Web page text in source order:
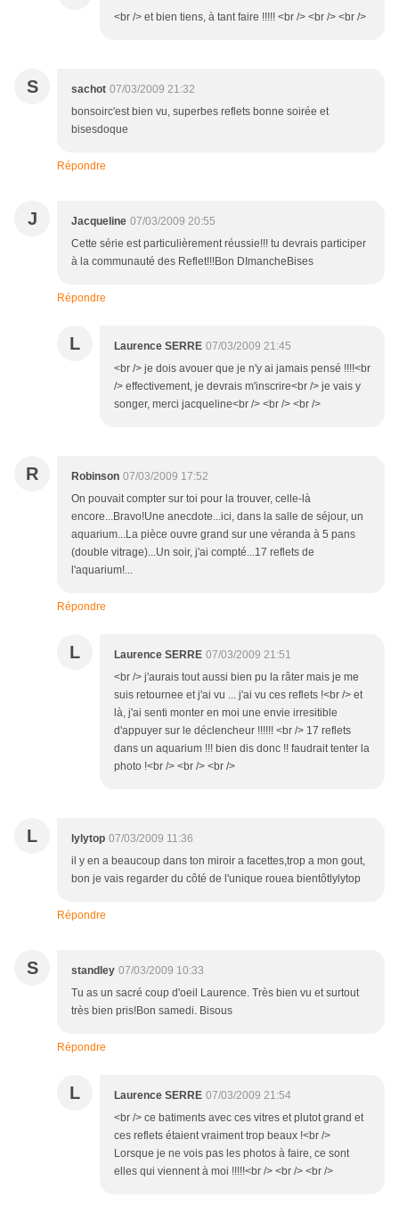
<br /> et bien tiens, à tant faire !!!!! <br /> <br /> <br />
S sachot 07/03/2009 21:32
bonsoirc'est bien vu, superbes reflets bonne soirée et
bisesdoque
Répondre
J Jacqueline 07/03/2009 20:55
Cette série est particulièrement réussie!!! tu devrais participer
à la communauté des Reflet!!!Bon DImancheBises
Répondre
L Laurence SERRE 07/03/2009 21:45
<br /> je dois avouer que je n'y ai jamais pensé !!!!<br
/> effectivement, je devrais m'inscrire<br /> je vais y
songer, merci jacqueline<br /> <br /> <br />
R Robinson 07/03/2009 17:52
On pouvait compter sur toi pour la trouver, celle-là
encore...Bravo!Une anecdote...ici, dans la salle de séjour, un
aquarium...La pièce ouvre grand sur une véranda à 5 pans
(double vitrage)...Un soir, j'ai compté...17 reflets de
l'aquarium!...
Répondre
L Laurence SERRE 07/03/2009 21:51
<br /> j'aurais tout aussi bien pu la râter mais je me
suis retournee et j'ai vu ... j'ai vu ces reflets !<br /> et
là, j'ai senti monter en moi une envie irresitible
d'appuyer sur le déclencheur !!!!!! <br /> 17 reflets
dans un aquarium !!! bien dis donc !! faudrait tenter la
photo !<br /> <br /> <br />
L lylytop 07/03/2009 11:36
il y en a beaucoup dans ton miroir a facettes,trop a mon gout,
bon je vais regarder du côté de l'unique rouea bientôtlylytop
Répondre
S standley 07/03/2009 10:33
Tu as un sacré coup d'oeil Laurence. Très bien vu et surtout
très bien pris!Bon samedi. Bisous
Répondre
L Laurence SERRE 07/03/2009 21:54
<br /> ce batiments avec ces vitres et plutot grand et
ces reflets étaient vraiment trop beaux !<br />
Lorsque je ne vois pas les photos à faire, ce sont
elles qui viennent à moi !!!!!<br /> <br /> <br />